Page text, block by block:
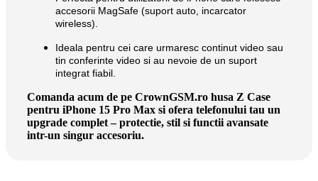
accesorii MagSafe (suport auto, incarcator
wireless).
Ideala pentru cei care urmaresc continut video sau
tin conferinte video si au nevoie de un suport
integrat fiabil.
Comanda acum de pe CrownGSM.ro husa Z Case
pentru iPhone 15 Pro Max si ofera telefonului tau un
upgrade complet – protectie, stil si functii avansate
intr-un singur accesoriu.